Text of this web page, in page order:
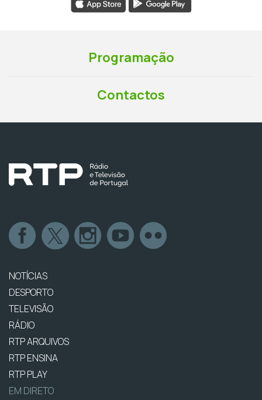
Programação
Contactos
NOTÍCIAS
DESPORTO
TELEVISÃO
RÁDIO
RTP ARQUIVOS
RTP ENSINA
RTP PLAY
EM DIRETO